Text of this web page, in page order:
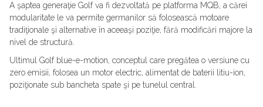
A şaptea generaţie Golf va fi dezvoltată pe platforma MQB, a cărei
modularitate le va permite germanilor să folosească motoare
tradiţionale şi alternative în aceeaşi poziţie, fără modificări majore la
nivel de structură.
Ultimul Golf blue-e-motion, conceptul care pregătea o versiune cu
zero emisii, folosea un motor electric, alimentat de baterii litiu-ion,
poziţionate sub bancheta spate şi pe tunelul central.